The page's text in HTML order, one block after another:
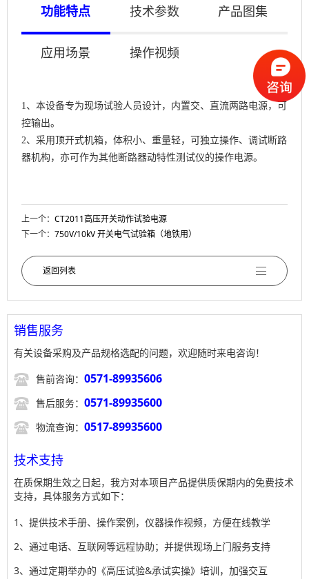
功能特点 技术参数 产品图集
应用场景 操作视频
1、本设备专为现场试验人员设计，内置交、直流两路电源，可
控输出。
2、采用顶开式机箱，体积小、重量轻，可独立操作、调试断路
器机构，亦可作为其他断路器动特性测试仪的操作电源。
上一个： CT2011高压开关动作试验电源
下一个： 750V/10kV 开关电气试验箱（地铁用）
返回列表
销售服务
有关设备采购及产品规格选配的问题，欢迎随时来电咨询！
 售前咨询： 0571-89935606
 售后服务： 0571-89935600
 物流查询： 0517-89935600
技术支持
在质保期生效之日起，我方对本项目产品提供质保期内的免费技术
支持，具体服务方式如下：
1、提供技术手册、操作案例，仪器操作视频，方便在线教学
2、通过电话、互联网等远程协助；并提供现场上门服务支持
3、通过定期举办的《高压试验&承试实操》培训，加强交互